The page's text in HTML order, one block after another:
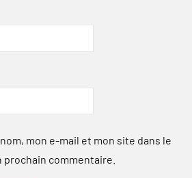
mon e-mail et mon site dans le
commentaire.